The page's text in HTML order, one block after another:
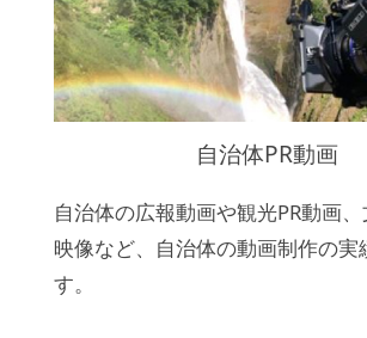
自治体PR動画
自治体の広報動画や観光PR動画
映像など、自治体の動画制作の実
す。